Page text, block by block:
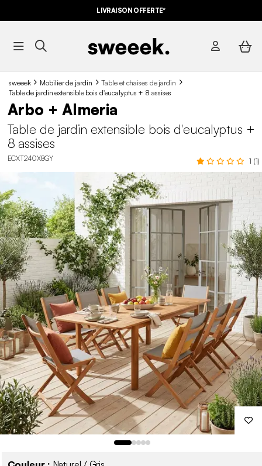
LIVRAISON OFFERTE*
sweeek Mobilier de jardin
Table et chaises de jardin
Table de jardin extensible bois d'eucalyptus + 8 assises
Arbo + Almeria
Table de jardin extensible bois d'eucalyptus +
8 assises
ECXT240X8GY 1 (1)